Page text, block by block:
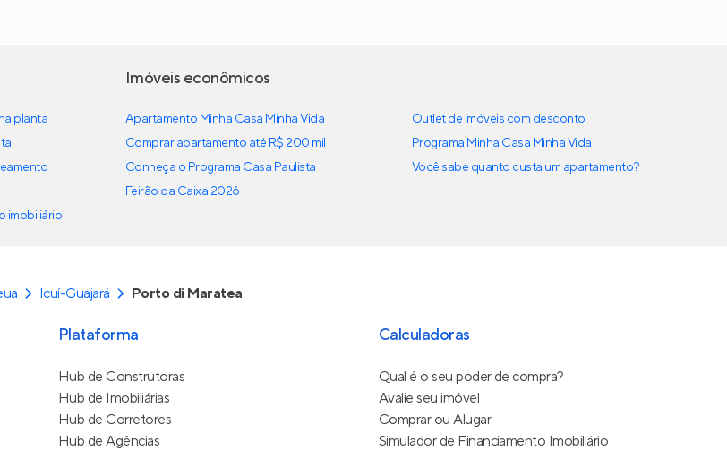
planta
imobiliário
Imóveis econômicos
Apartamento Minha Casa Minha Vida
Comprar apartamento até R$ 200 mil
Conheça o Programa Casa Paulista
Feirão da Caixa 2026
Outlet de imóveis com desconto
Programa Minha Casa Minha Vida
Você sabe quanto custa um apartamento?
Icuí-Guajará Porto di Maratea
Plataforma
Hub de Construtoras
Hub de Imobiliárias
Hub de Corretores
Hub de Agências
Calculadoras
Qual é o seu poder de compra?
Avalie seu imóvel
Comprar ou Alugar
Simulador de Financiamento Imobiliário